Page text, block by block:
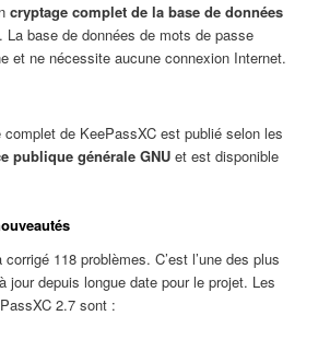
cryptage complet de la base de données
. La base de données de mots de passe
et ne nécessite aucune connexion Internet.
de KeePassXC est publié selon les
publique générale GNU et est disponible
118 problèmes. C’est l’une des plus
jour depuis longue date pour le projet. Les
2.7 sont :